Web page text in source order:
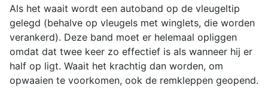
Als het waait wordt een autoband op de vleugeltip
gelegd (behalve op vleugels met winglets, die worden
verankerd). Deze band moet er helemaal opliggen
omdat dat twee keer zo effectief is als wanneer hij er
half op ligt. Waait het krachtig dan worden, om
opwaaien te voorkomen, ook de remkleppen geopend.